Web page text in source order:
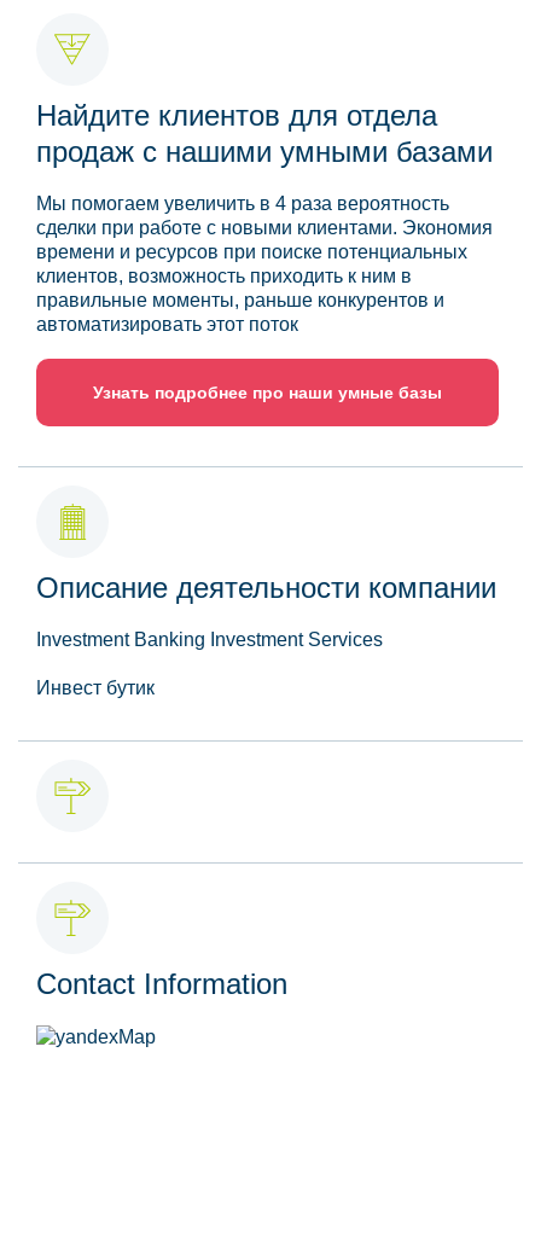
Найдите клиентов для отдела
продаж с нашими умными базами
Мы помогаем увеличить в 4 раза вероятность
сделки при работе с новыми клиентами. Экономия
времени и ресурсов при поиске потенциальных
клиентов, возможность приходить к ним в
правильные моменты, раньше конкурентов и
автоматизировать этот поток
Узнать подробнее про наши умные базы
Описание деятельности компании
Investment Banking Investment Services
Инвест бутик
Contact Information